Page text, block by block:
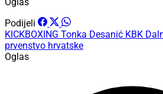
Oglas
Podijeli
KICKBOXING Tonka Desanić KBK
prvenstvo hrvatske
Oglas